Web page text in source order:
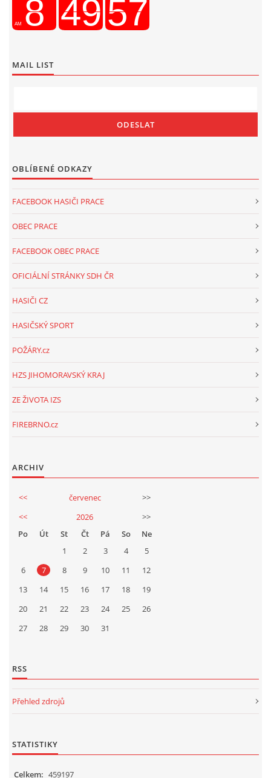
MAIL LIST
OBLÍBENÉ ODKAZY
FACEBOOK HASIČI PRACE
OBEC PRACE
FACEBOOK OBEC PRACE
OFICIÁLNÍ STRÁNKY SDH ČR
HASIČI CZ
HASIČSKÝ SPORT
POŽÁRY.cz
HZS JIHOMORAVSKÝ KRAJ
ZE ŽIVOTA IZS
FIREBRNO.cz
ARCHIV
<< červenec
>>
<<
2026
>>
Po
Út St Čt Pá So
Ne
1
2 3 4
5
6
7 8 9 10 11
12
13
14 15 16 17 18
19
20
21 22 23 24 25
26
27
28 29 30 31
RSS
Přehled zdrojů
STATISTIKY
Celkem: 459197